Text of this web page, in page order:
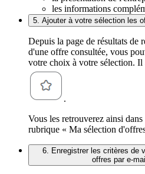
les informations
5. Ajouter à votre sélection les
Depuis la page de résultats de
d'une offre consultée, vous
votre choix à votre sélection.
.
Vous les retrouverez ainsi
rubrique « Ma sélection
6. Enregistrer les critères de
offres par e-